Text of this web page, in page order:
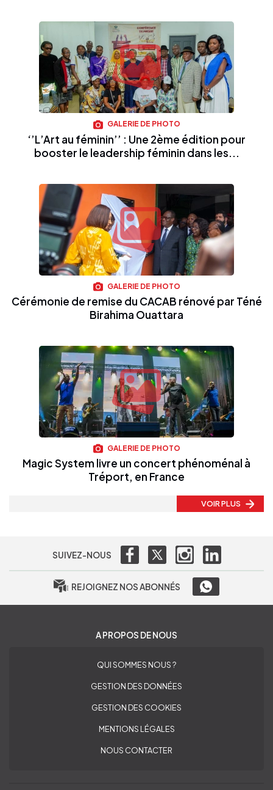
GALERIE DE PHOTO
‘’L’Art au féminin’’ : Une 2ème édition pour
booster le leadership féminin dans les...
GALERIE DE PHOTO
Cérémonie de remise du CACAB rénové par Téné
Birahima Ouattara
GALERIE DE PHOTO
Magic System livre un concert phénoménal à
Tréport, en France
VOIR PLUS
SUIVEZ-NOUS
REJOIGNEZ NOS ABONNÉS
A PROPOS DE NOUS
QUI SOMMES NOUS ?
GESTION DES DONNÉES
GESTION DES COOKIES
MENTIONS LÉGALES
NOUS CONTACTER